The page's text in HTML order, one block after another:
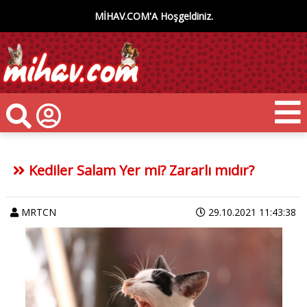
MİHAV.COM'A Hoşgeldiniz.
Kediler Salam Yer mi? Zararlı mıdır?
MRTCN 29.10.2021 11:43:38